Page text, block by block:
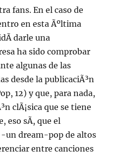
fans. En el caso de
en esta Ãºltima
darle una
ha sido comprobar
algunas de las
desde la publicaciÃ³n
12) y que, para nada,
clÃ¡sica que se tiene
eso sÃ­, que el
un dream-pop de altos
entre canciones